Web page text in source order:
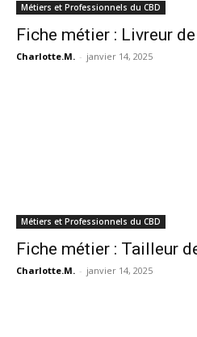
Métiers et Professionnels du CBD
Fiche métier : Livreur de
Charlotte.M. - janvier 14, 2025
Métiers et Professionnels du CBD
Fiche métier : Tailleur
Charlotte.M. - janvier 14, 2025